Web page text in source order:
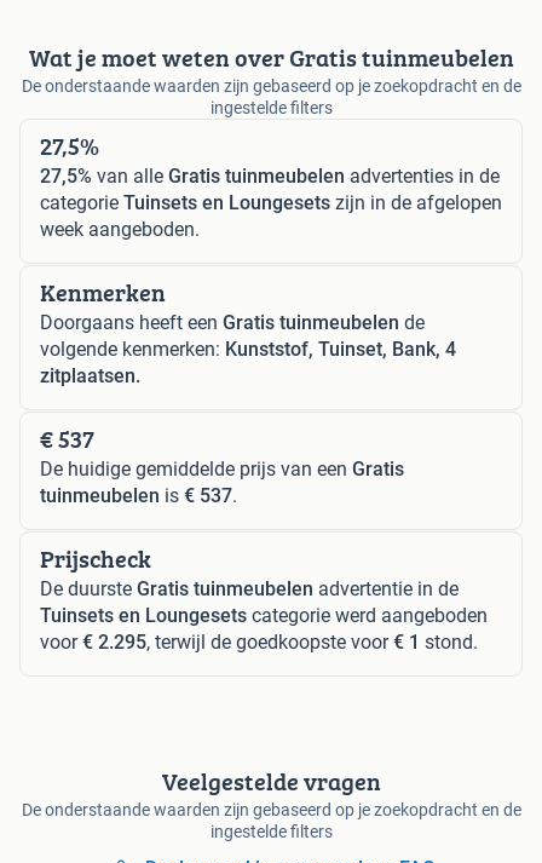
Wat je moet weten over Gratis tuinmeubelen
De onderstaande waarden zijn gebaseerd op je zoekopdracht en de
ingestelde filters
27,5%
27,5% van alle Gratis tuinmeubelen advertenties in de
categorie Tuinsets en Loungesets zijn in de afgelopen
week aangeboden.
Kenmerken
Doorgaans heeft een Gratis tuinmeubelen de
volgende kenmerken: Kunststof, Tuinset, Bank, 4
zitplaatsen.
€ 537
De huidige gemiddelde prijs van een Gratis
tuinmeubelen is € 537.
Prijscheck
De duurste Gratis tuinmeubelen advertentie in de
Tuinsets en Loungesets categorie werd aangeboden
voor€ 2.295, terwijl de goedkoopste voor€ 1 stond.
Veelgestelde vragen
De onderstaande waarden zijn gebaseerd op je zoekopdracht en de
ingestelde filters